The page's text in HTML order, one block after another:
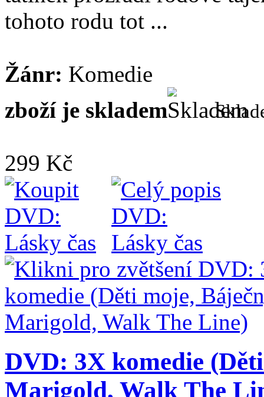
tohoto rodu tot ...
Žánr: Komedie
zboží je skladem
299 Kč
DVD: 3X komedie
Marigold, Walk The